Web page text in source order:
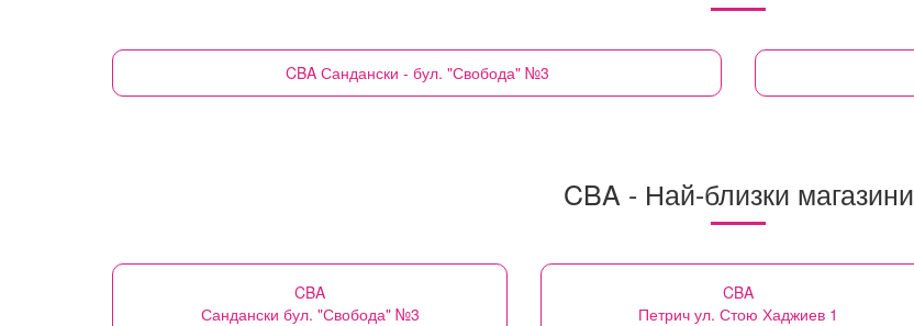
CBA Сандански - бул. "Свобода" №3
CBA - Най-близки магазини
CBA
Сандански бул. "Свобода" №3
CBA
Петрич ул. Стою Хаджиев 1